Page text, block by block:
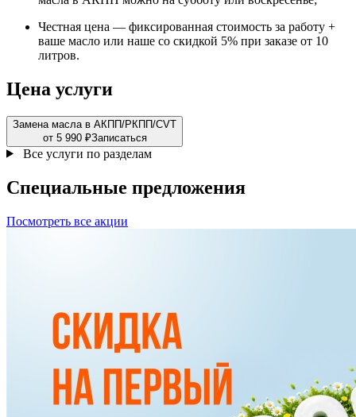
Честная цена — фиксированная стоимость за работу +
ваше масло или наше со скидкой 5% при заказе от 10
литров.
Цена услуги
Замена масла в АКПП/РКПП/CVT
от 5 990 ₽Записаться
Все услуги по разделам
Специальные предложения
Посмотреть все акции